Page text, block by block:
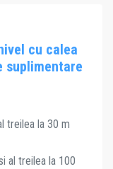
cu calea
suplimentare
treilea la 30 m
al treilea la 100